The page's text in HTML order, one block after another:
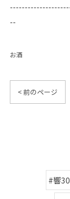
--
お酒
< 前のページ
#響